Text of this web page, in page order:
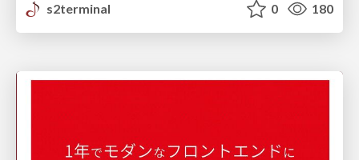
s2terminal
0 180